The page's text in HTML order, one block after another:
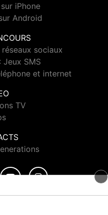
iPhone
Android
sociaux
Jeux SMS
et internet
TV